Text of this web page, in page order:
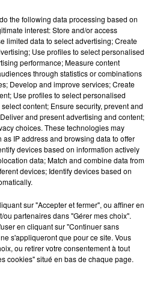
Lion Vierge
Scorpion
do the following data processing based on
interest: Store and/or access
limited data to select advertising; Create
Use profiles to select personalised
performance; Measure content
through statistics or combinations
Develop and improve services; Create
Use profiles to select personalised
content; Ensure security, prevent and
and present advertising and content;
choices. These technologies may
IP address and browsing data to offer
devices based on information actively
data; Match and combine data from
devices; Identify devices based on
sur "Accepter et fermer", ou affiner en
partenaires dans "Gérer mes choix".
en cliquant sur "Continuer sans
s'appliqueront que pour ce site. Vous
ou retirer votre consentement à tout
cookies" situé en bas de chaque page.